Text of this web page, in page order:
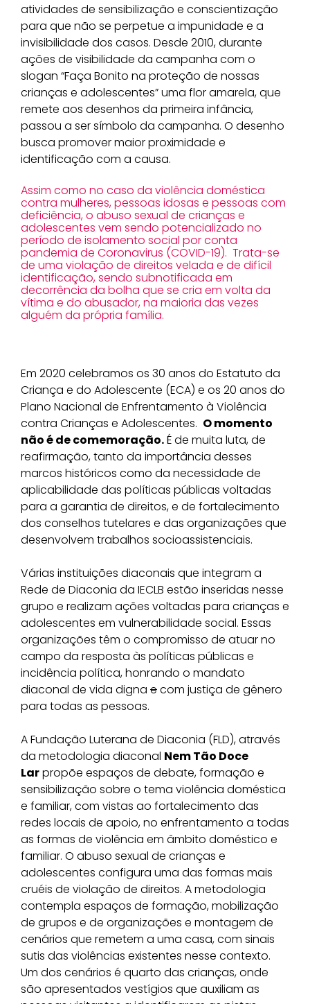
atividades de sensibilização e conscientização
para que não se perpetue a impunidade e a
invisibilidade dos casos. Desde 2010, durante
ações de visibilidade da campanha com o
slogan “Faça Bonito na proteção de nossas
crianças e adolescentes” uma flor amarela, que
remete aos desenhos da primeira infância,
passou a ser símbolo da campanha. O desenho
busca promover maior proximidade e
identificação com a causa.
Assim como no caso da violência doméstica
contra mulheres, pessoas idosas e pessoas com
deficiência, o abuso sexual de crianças e
adolescentes vem sendo potencializado no
período de isolamento social por conta
pandemia de Coronavirus (COVID-19). Trata-se
de uma violação de direitos velada e de difícil
identificação, sendo subnotificada em
decorrência da bolha que se cria em volta da
vítima e do abusador, na maioria das vezes
alguém da própria família.
Em 2020 celebramos os 30 anos do Estatuto da
Criança e do Adolescente (ECA) e os 20 anos do
Plano Nacional de Enfrentamento à Violência
contra Crianças e Adolescentes. O momento
não é de comemoração.É de muita luta, de
reafirmação, tanto da importância desses
marcos históricos como da necessidade de
aplicabilidade das políticas públicas voltadas
para a garantia de direitos, e de fortalecimento
dos conselhos tutelares e das organizações que
desenvolvem trabalhos socioassistenciais.
Várias instituições diaconais que integram a
Rede de Diaconia da IECLB estão inseridas nesse
grupo e realizam ações voltadas para crianças e
adolescentes em vulnerabilidade social. Essas
organizações têm o compromisso de atuar no
campo da resposta às políticas públicas e
incidência política, honrando o mandato
diaconal de vida digna ecom justiça de gênero
para todas as pessoas.
A Fundação Luterana de Diaconia (FLD), através
da metodologia diaconal Nem Tão Doce
Larpropõe espaços de debate, formação e
sensibilização sobre o tema violência doméstica
e familiar, com vistas ao fortalecimento das
redes locais de apoio, no enfrentamento a todas
as formas de violência em âmbito doméstico e
familiar. O abuso sexual de crianças e
adolescentes configura uma das formas mais
cruéis de violação de direitos. A metodologia
contempla espaços de formação, mobilização
de grupos e de organizações e montagem de
cenários que remetem a uma casa, com sinais
sutis das violências existentes nesse contexto.
Um dos cenários é quarto das crianças, onde
são apresentados vestígios que auxiliam as